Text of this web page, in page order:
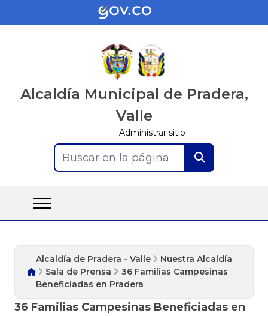
Alcaldía Municipal de Pradera,
Valle
Administrar sitio
Buscar en la página
Alcaldía de Pradera - Valle
Nuestra Alcaldía
Sala de Prensa
36 Familias Campesinas
Beneficiadas en Pradera
36 Familias Campesinas Beneficiadas en